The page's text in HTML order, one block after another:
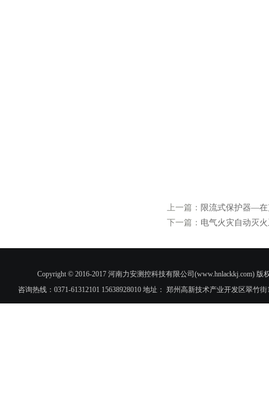
上一篇： 限流式保护器—
下一篇： 电气火灾自动灭
Copyright © 2016-2017 河南力安测控科技有限公司(www.hnlackkj.com)
咨询热线：0371-61312101 15638928010 地址： 郑州高新技术产业开发区翠竹